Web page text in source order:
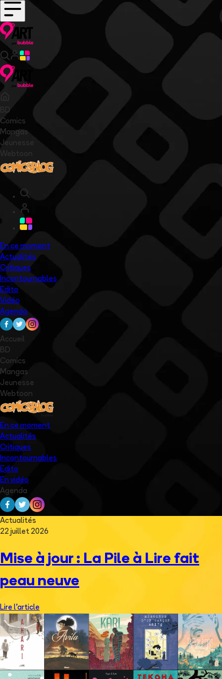
BD
Comics
Mangas
Jeunesse
Webtoon
En ce moment
Actualités
Critiques
Incontournables
Edito
Vidéo
Agenda
Accueil
BD
Comics
Mangas
Jeunesse
Webtoon
En ce moment
Actualités
Critiques
Incontournables
Edito
En vidéo
Agenda
Actualités
22 juillet 2026
Mise à jour : La Pile à Lire fait
peau neuve
Lire l'article